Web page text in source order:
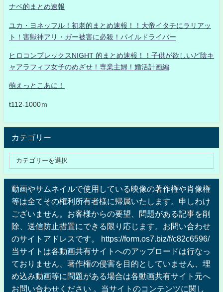
ナベ的まとめ速報
ユカ・ヨネッフル！初老的まとめ速報！！大帝イタチにラリアッ
ト！害獣神アリ・ガー被害に必殺！パイルドライバー
ヒロコンプレックスNIGHT 的まとめ速報！！子供が欲しいど陰キ
ャアラフィフ女子のめざせ！専業主婦！婚活計画編
萌えっとこあに！
t112-1000ｍ
カテゴリー
動画やサムネイルで使用している映像の著作権や肖像権
等は全てその権利所有者様に帰属いたします。申しわけ
ございません。お客様からの要望、問題がある記事を削
除、送信防止措置にできる限り応じます。お問い合わせ
のサイトアドレスです。 https://form.os7.biz/f/c82c6596/
当サイトは各動画共有サイトへのアップロードは行なっ
ておりません、著作権の侵害を目的としていません、埋
め込み動画等に問題がある場合は各動画共有サイト元へ
お問い合わせください 。当サイトのコンテンツに関し